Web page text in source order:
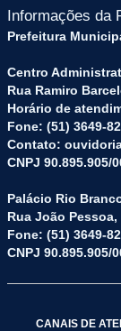
Informações da
Prefeitura
Centro
Rua Ramiro
Horário de
Fone: (51) 3649-
Contato:
CNPJ 90.895.905/
Palácio Rio
Rua João Pessoa,
Fone: (51) 3649-
CNPJ 90.895.905/
CANAIS DE